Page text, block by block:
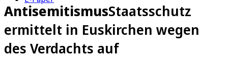
AntisemitismusStaatsschutz
ermittelt in Euskirchen wegen
des Verdachts auf